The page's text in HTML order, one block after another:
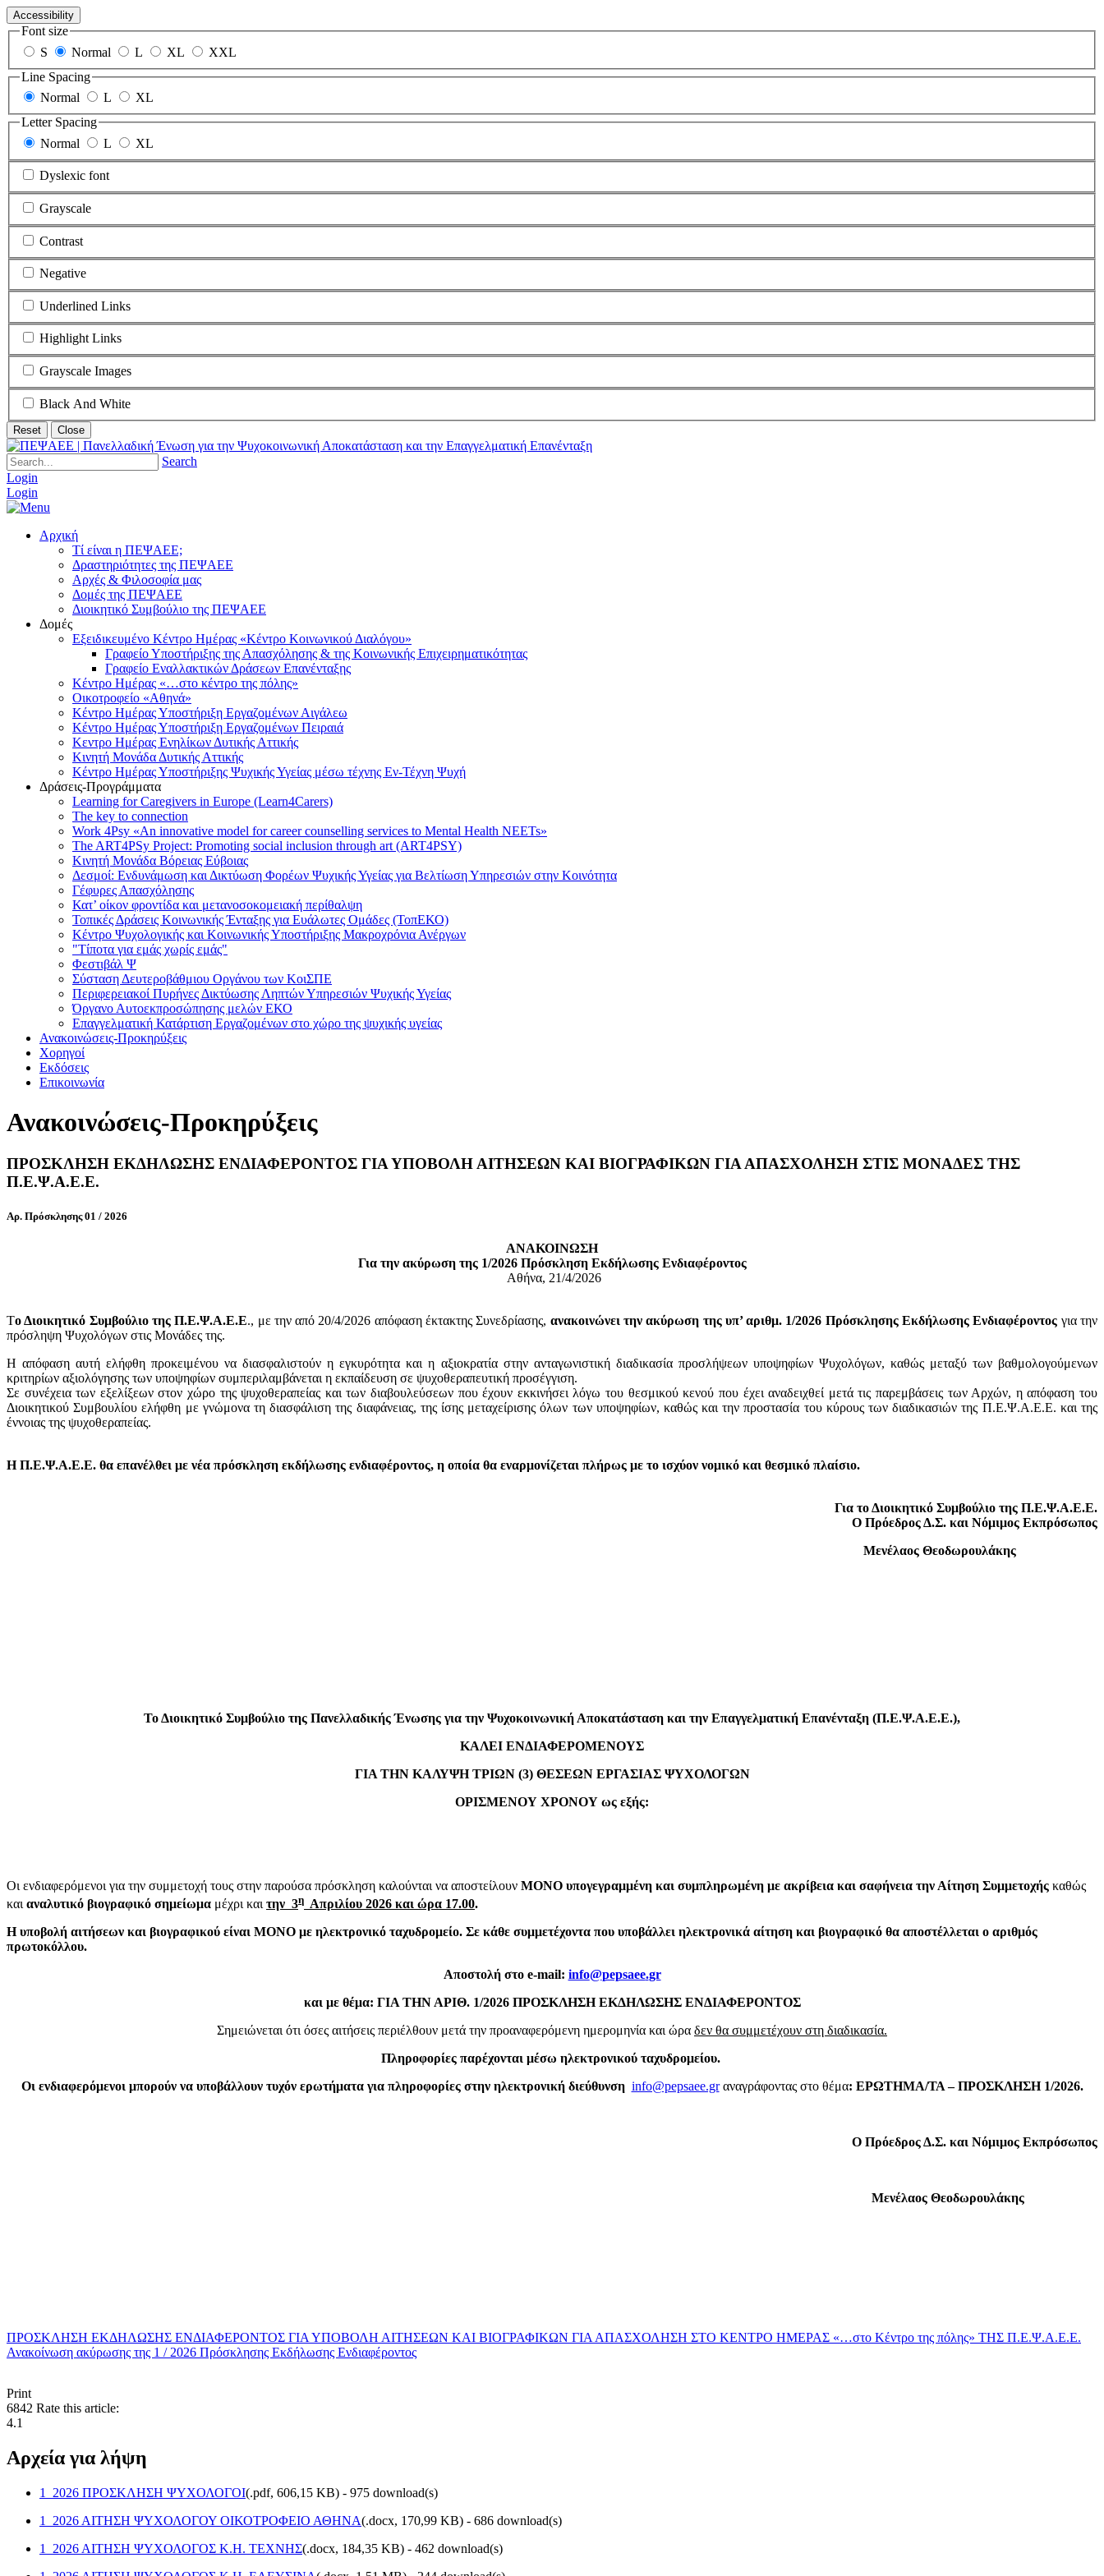
Accessibility
Font size
S
Normal L XL
XXL
Line Spacing
Normal
L
XL
Letter Spacing
Normal
L XL
Dyslexic font
Grayscale
Contrast
Negative
Underlined Links
Highlight Links
Grayscale Images
Black And White
Reset Close
Search
Login
Login
Αρχική
Τί είναι η ΠΕΨΑΕΕ;
Δραστηριότητες της ΠΕΨΑΕΕ
Αρχές & Φιλοσοφία μας
Δομές της ΠΕΨΑΕΕ
Διοικητικό Συμβούλιο της ΠΕΨΑΕΕ
Δομές
Εξειδικευμένο Κέντρο Ημέρας «Κέντρο Κοινωνικού Διαλόγου»
Γραφείο Υποστήριξης της Απασχόλησης & της Κοινωνικής Επιχειρηματικότητας
Γραφείο Εναλλακτικών Δράσεων Επανένταξης
Κέντρο Ημέρας «…στο κέντρο της πόλης»
Οικοτροφείο «Αθηνά»
Κέντρο Ημέρας Υποστήριξη Eργαζομένων Αιγάλεω
Κέντρο Ημέρας Υποστήριξη Eργαζομένων Πειραιά
Κεντρο Ημέρας Ενηλίκων Δυτικής Αττικής
Κινητή Μονάδα Δυτικής Αττικής
Κέντρο Ημέρας Υποστήριξης Ψυχικής Υγείας μέσω τέχνης Εν-Τέχνη Ψυχή
Δράσεις-Προγράμματα
Learning for Caregivers in Europe (Learn4Carers)
Τhe key to connection
Work 4Psy «An innovative model for career counselling services to Mental Health NEETs»
The ART4PSy Project: Promoting social inclusion through art (ART4PSY)
Κινητή Μονάδα Βόρειας Εύβοιας
Δεσμοί: Ενδυνάμωση και Δικτύωση Φορέων Ψυχικής Υγείας για Βελτίωση Υπηρεσιών στην Κοινότητα
Γέφυρες Απασχόλησης
Κατ’ οίκον φροντίδα και μετανοσοκομειακή περίθαλψη
Τοπικές Δράσεις Κοινωνικής Ένταξης για Ευάλωτες Ομάδες (ΤοπΕΚΟ)
Κέντρο Ψυχολογικής και Κοινωνικής Υποστήριξης Μακροχρόνια Ανέργων
"Τίποτα για εμάς χωρίς εμάς"
Φεστιβάλ Ψ
Σύσταση Δευτεροβάθμιου Οργάνου των ΚοιΣΠΕ
Περιφερειακοί Πυρήνες Δικτύωσης Ληπτών Υπηρεσιών Ψυχικής Υγείας
Όργανο Αυτοεκπροσώπησης μελών ΕΚΟ
Επαγγελματική Κατάρτιση Εργαζομένων στο χώρο της ψυχικής υγείας
Ανακοινώσεις-Προκηρύξεις
Χορηγοί
Εκδόσεις
Επικοινωνία
Ανακοινώσεις-Προκηρύξεις
ΠΡΟΣΚΛΗΣΗ ΕΚΔΗΛΩΣΗΣ ΕΝΔΙΑΦΕΡΟΝΤΟΣ ΓΙΑ ΥΠΟΒΟΛΗ ΑΙΤΗΣΕΩΝ ΚΑΙ ΒΙΟΓΡΑΦΙΚΩΝ ΓΙΑ ΑΠΑΣΧΟΛΗΣΗ ΣΤΙΣ ΜΟΝΑΔΕΣ ΤΗΣ
Π.Ε.Ψ.Α.Ε.Ε.
Αρ. Πρόσκλησης 01 / 2026
ΑΝΑΚΟΙΝΩΣΗ
Για την ακύρωση της 1/2026 Πρόσκληση Εκδήλωσης Ενδιαφέροντος
Αθήνα, 21/4/2026
Το Διοικητικό Συμβούλιο της Π.Ε.Ψ.Α.Ε.Ε., με την από 20/4/2026 απόφαση έκτακτης Συνεδρίασης, ανακοινώνει την ακύρωση της υπ’ αριθμ. 1/2026 Πρόσκλησης Εκδήλωσης Ενδιαφέροντος για την
πρόσληψη Ψυχολόγων στις Μονάδες της.
Η απόφαση αυτή ελήφθη προκειμένου να διασφαλιστούν η εγκυρότητα και η αξιοκρατία στην ανταγωνιστική διαδικασία προσλήψεων υποψηφίων Ψυχολόγων, καθώς μεταξύ των βαθμολογούμενων
κριτηρίων αξιολόγησης των υποψηφίων συμπεριλαμβάνεται η εκπαίδευση σε ψυχοθεραπευτική προσέγγιση.
Σε συνέχεια των εξελίξεων στον χώρο της ψυχοθεραπείας και των διαβουλεύσεων που έχουν εκκινήσει λόγω του θεσμικού κενού που έχει αναδειχθεί μετά τις παρεμβάσεις των Αρχών, η απόφαση του
Διοικητικού Συμβουλίου ελήφθη με γνώμονα τη διασφάλιση της διαφάνειας, της ίσης μεταχείρισης όλων των υποψηφίων, καθώς και την προστασία του κύρους των διαδικασιών της Π.Ε.Ψ.Α.Ε.Ε. και της
έννοιας της ψυχοθεραπείας.
Η Π.Ε.Ψ.Α.Ε.Ε. θα επανέλθει με νέα πρόσκληση εκδήλωσης ενδιαφέροντος, η οποία θα εναρμονίζεται πλήρως με το ισχύον νομικό και θεσμικό πλαίσιο.
Για το Διοικητικό Συμβούλιο της Π.Ε.Ψ.Α.Ε.Ε.
Ο Πρόεδρος Δ.Σ. και Νόμιμος Εκπρόσωπος
Μενέλαος Θεοδωρουλάκης
Το Διοικητικό Συμβούλιο της Πανελλαδικής Ένωσης για την Ψυχοκοινωνική Αποκατάσταση και την Επαγγελματική Επανένταξη (Π.Ε.Ψ.Α.Ε.Ε.),
ΚΑΛΕΙ ΕΝΔΙΑΦΕΡΟΜΕΝΟΥΣ
ΓΙΑ ΤΗΝ ΚΑΛΥΨΗ ΤΡΙΩΝ (3) ΘΕΣΕΩΝ ΕΡΓΑΣΙΑΣ ΨΥΧΟΛΟΓΩΝ
ΟΡΙΣΜΕΝΟΥ ΧΡΟΝΟΥ ως εξής:
Οι ενδιαφερόμενοι για την συμμετοχή τους στην παρούσα πρόσκληση καλούνται να αποστείλουν ΜΟΝΟ υπογεγραμμένη και συμπληρωμένη με ακρίβεια και σαφήνεια την Αίτηση Συμμετοχής καθώς
και αναλυτικό βιογραφικό σημείωμα μέχρι και την 3η Απριλίου 2026 και ώρα 17.00.
Η υποβολή αιτήσεων και βιογραφικού είναι ΜΟΝΟ με ηλεκτρονικό ταχυδρομείο. Σε κάθε συμμετέχοντα που υποβάλλει ηλεκτρονικά αίτηση και βιογραφικό θα αποστέλλεται ο αριθμός
πρωτοκόλλου.
Αποστολή στο e-mail: info@pepsaee.gr
και με θέμα: ΓΙΑ ΤΗΝ ΑΡΙΘ. 1/2026 ΠΡΟΣΚΛΗΣΗ ΕΚΔΗΛΩΣΗΣ ΕΝΔΙΑΦΕΡΟΝΤΟΣ
Σημειώνεται ότι όσες αιτήσεις περιέλθουν μετά την προαναφερόμενη ημερομηνία και ώρα δεν θα συμμετέχουν στη διαδικασία.
Πληροφορίες παρέχονται μέσω ηλεκτρονικού ταχυδρομείου.
Οι ενδιαφερόμενοι μπορούν να υποβάλλουν τυχόν ερωτήματα για πληροφορίες στην ηλεκτρονική διεύθυνση info@pepsaee.grαναγράφοντας στο θέμα: ΕΡΩΤΗΜΑ/ΤΑ – ΠΡΟΣΚΛΗΣΗ 1/2026.
Ο Πρόεδρος Δ.Σ. και Νόμιμος Εκπρόσωπος
Μενέλαος Θεοδωρουλάκης
ΠΡΟΣΚΛΗΣΗ ΕΚΔΗΛΩΣΗΣ ΕΝΔΙΑΦΕΡΟΝΤΟΣ ΓΙΑ ΥΠΟΒΟΛΗ ΑΙΤΗΣΕΩΝ ΚΑΙ ΒΙΟΓΡΑΦΙΚΩΝ ΓΙΑ ΑΠΑΣΧΟΛΗΣΗ ΣΤΟ ΚΕΝΤΡΟ ΗΜΕΡΑΣ «…στο Κέντρο της πόλης» ΤΗΣ Π.Ε.Ψ.Α.Ε.Ε.
Ανακοίνωση ακύρωσης της 1 / 2026 Πρόσκλησης Εκδήλωσης Ενδιαφέροντος
Print
6842 Rate this article:
4.1
Αρχεία για λήψη
1_2026 ΠΡΟΣΚΛΗΣΗ ΨΥΧΟΛΟΓΟΙ(.pdf, 606,15 KB) - 975 download(s)
1_2026 ΑΙΤΗΣΗ ΨΥΧΟΛΟΓΟΥ ΟΙΚΟΤΡΟΦΕΙΟ ΑΘΗΝΑ(.docx, 170,99 KB) - 686 download(s)
1_2026 ΑΙΤΗΣΗ ΨΥΧΟΛΟΓΟΣ Κ.Η. ΤΕΧΝΗΣ(.docx, 184,35 KB) - 462 download(s)